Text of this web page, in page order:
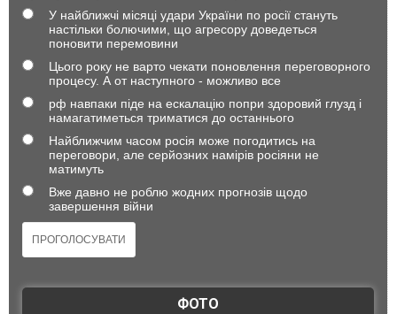
У найближчі місяці удари України по росії стануть
настільки болючими, що агресору доведеться
поновити перемовини
Цього року не варто чекати поновлення переговорного
процесу. А от наступного - можливо все
рф навпаки піде на ескалацію попри здоровий глузд і
намагатиметься триматися до останнього
Найближчим часом росія може погодитись на
переговори, але серйозних намірів росіяни не
матимуть
Вже давно не роблю жодних прогнозів щодо
завершення війни
ФОТО